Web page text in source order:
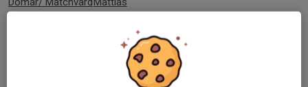
Söndag 5/5 kl 16.00 BIK-Vartofta